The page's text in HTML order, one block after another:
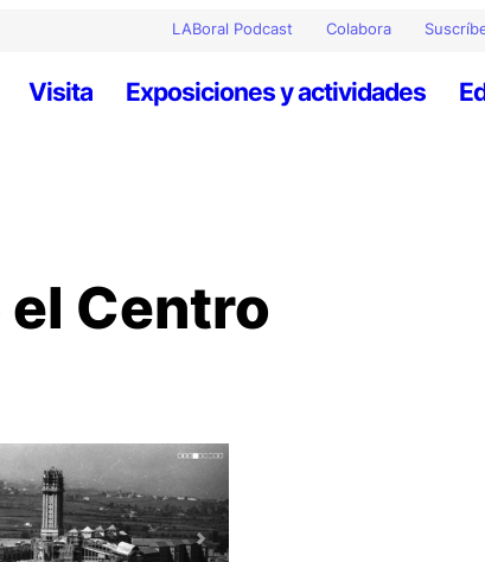
LABoral Podcast Colabora
Visita Exposiciones y actividades
Centro